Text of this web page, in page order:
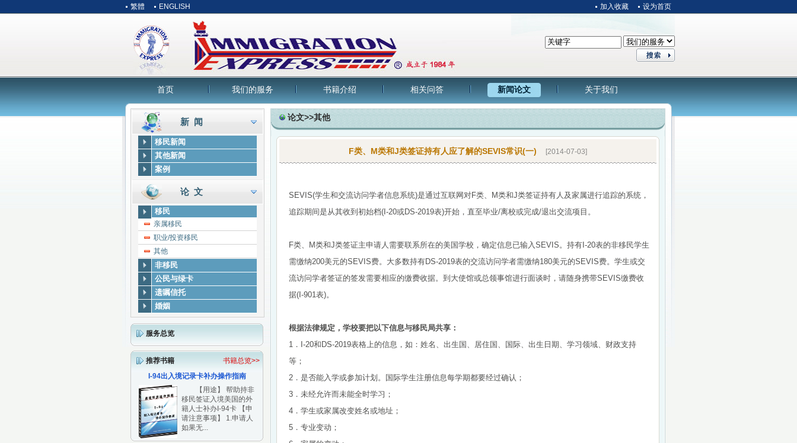
繁體 ENGLISH 加入收藏 设为首页
首页 我们的服务 书籍介绍 相关问答 新闻论文 关于我们
新 闻
移民新闻
其他新闻
案例
论 文
移民
亲属移民
职业/投资移民
其他
非移民
公民与绿卡
遗嘱信托
婚姻
服务总览
推荐书籍
书籍总览>>
I-94出入境记录卡补办操作指南
【用途】 帮助持非
移民签证入境美国的外
籍人士补办I-94卡 【申
请注意事项】 1.申请人
如果无...
论文>>其他
F类、M类和J类签证持有人应了解的SEVIS常识(一) [2014-07-03]
SEVIS(学生和交流访问学者信息系统)是通过互联网对F类、M类和J类签证持有人及家属进行追踪的系统，
追踪期间是从其收到初始档(I-20或DS-2019表)开始，直至毕业/离校或完成/退出交流项目。
F类、M类和J类签证主申请人需要联系所在的美国学校，确定信息已输入SEVIS。持有I-20表的非移民学生
需缴纳200美元的SEVIS费。大多数持有DS-2019表的交流访问学者需缴纳180美元的SEVIS费。学生或交
流访问学者签证的签发需要相应的缴费收据。到大使馆或总领事馆进行面谈时，请随身携带SEVIS缴费收
据(I-901表)。
根据法律规定，学校要把以下信息与移民局共享：
1．I-20和DS-2019表格上的信息，如：姓名、出生国、居住国、国际、出生日期、学习领域、财政支持
等；
2．是否能入学或参加计划。国际学生注册信息每学期都要经过确认；
3．未经允许而未能全时学习；
4．学生或家属改变姓名或地址；
5．专业变动；